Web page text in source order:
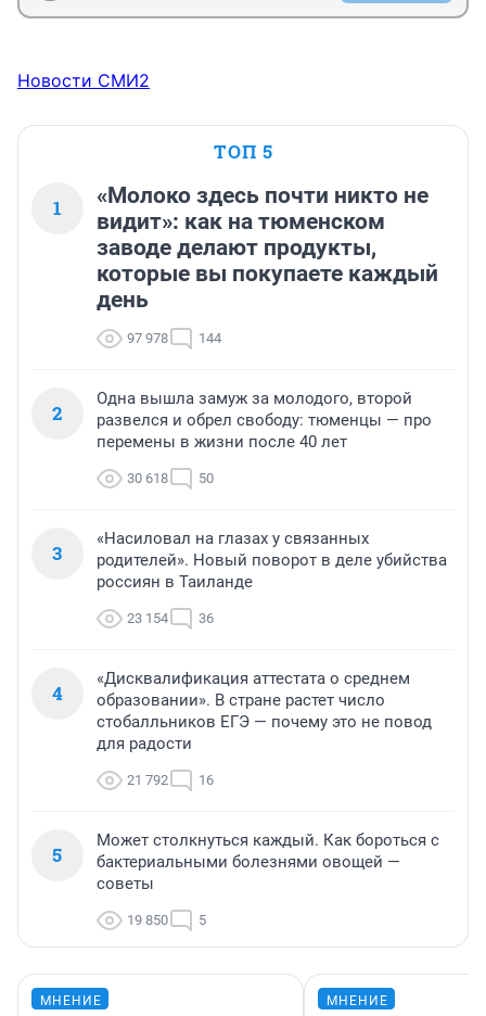
Новости СМИ2
ТОП 5
1
«Молоко здесь почти никто не
видит»: как на тюменском
заводе делают продукты,
которые вы покупаете каждый
день
97 978 144
2
Одна вышла замуж за молодого, второй
развелся и обрел свободу: тюменцы — про
перемены в жизни после 40 лет
30 618 50
3
«Насиловал на глазах у связанных
родителей». Новый поворот в деле убийства
россиян в Таиланде
23 154 36
4
«Дисквалификация аттестата о среднем
образовании». В стране растет число
стобалльников ЕГЭ — почему это не повод
для радости
21 792 16
5
Может столкнуться каждый. Как бороться с
бактериальными болезнями овощей —
советы
19 850 5
МНЕНИЕ МНЕНИЕ